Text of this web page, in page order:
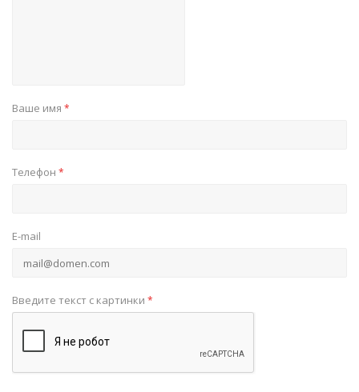
Ваше имя *
Телефон *
E-mail
Введите текст с картинки *